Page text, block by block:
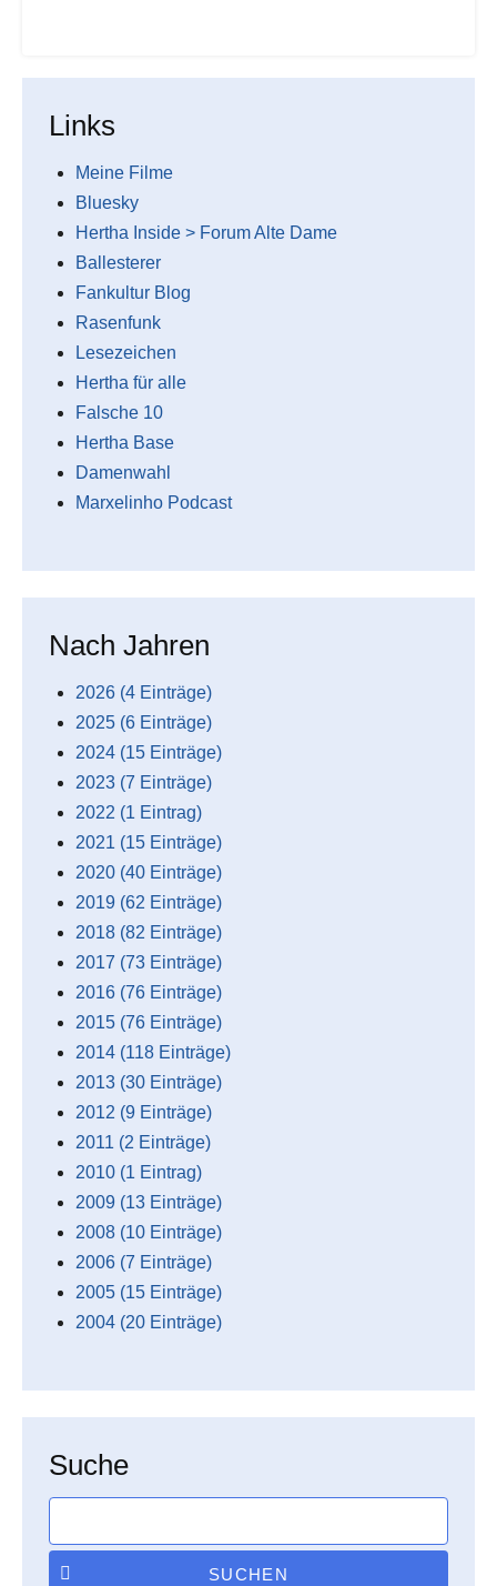
Links
Meine Filme
Bluesky
Hertha Inside > Forum Alte Dame
Ballesterer
Fankultur Blog
Rasenfunk
Lesezeichen
Hertha für alle
Falsche 10
Hertha Base
Damenwahl
Marxelinho Podcast
Nach Jahren
2026 (4 Einträge)
2025 (6 Einträge)
2024 (15 Einträge)
2023 (7 Einträge)
2022 (1 Eintrag)
2021 (15 Einträge)
2020 (40 Einträge)
2019 (62 Einträge)
2018 (82 Einträge)
2017 (73 Einträge)
2016 (76 Einträge)
2015 (76 Einträge)
2014 (118 Einträge)
2013 (30 Einträge)
2012 (9 Einträge)
2011 (2 Einträge)
2010 (1 Eintrag)
2009 (13 Einträge)
2008 (10 Einträge)
2006 (7 Einträge)
2005 (15 Einträge)
2004 (20 Einträge)
Suche
SUCHEN